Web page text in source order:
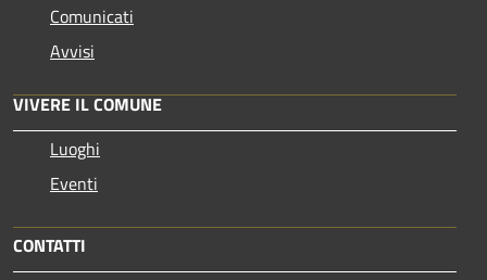
Comunicati
Avvisi
VIVERE IL COMUNE
Luoghi
Eventi
CONTATTI